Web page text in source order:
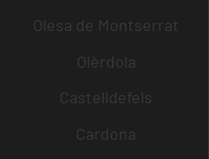
Olesa de Montserrat
Olèrdola
Castelldefels
Cardona